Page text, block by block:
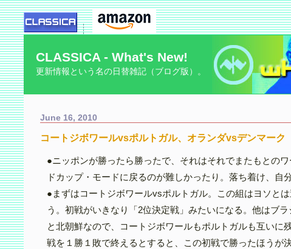
CLASSICA - What's New!
更新情報という名の日替雑記（ブログ版）。
June 16, 2010
コートジボワールvsポルトガル、オランダvsデンマーク
●ニッポンが勝ったら勝ったで、それはそれでまたもとの
ドカップ・モードに戻るのが難しかったり。落ち着け、自分
●まずはコートジボワールvsポルトガル。この組はヨソとは
う。初戦がいきなり「2位決定戦」みたいになる。他はブラ
と北朝鮮なので、コートジボワールもポルトガルも互いに
戦を１勝１敗で終えるとすると、この初戦で勝ったほうが